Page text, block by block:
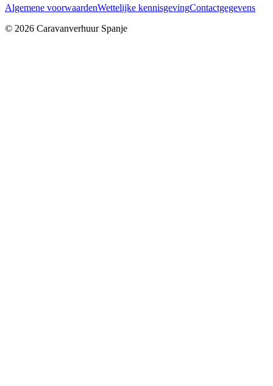
Algemene voorwaardenWettelijke kennisgevingContactgegevens
© 2026 Caravanverhuur Spanje